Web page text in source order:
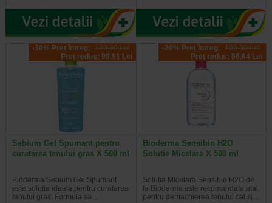
-30% Preț întreg: 129,30 Lei
Preț redus: 90.51 Lei
Sebium Gel Spumant pentru
curatarea tenului gras X 500 ml
Bioderma Sebium Gel Spumant
este solutia ideala pentru curatarea
tenului gras. Formula sa…
-20% Preț întreg: 108.30 Lei
Preț redus: 86.64 Lei
Bioderma Sensibio H2O
Solutie Micelara X 500 ml
Solutia Micelara Sensibio H2O de
la Bioderma este recomandata atat
pentru demachierea tenului cat si…